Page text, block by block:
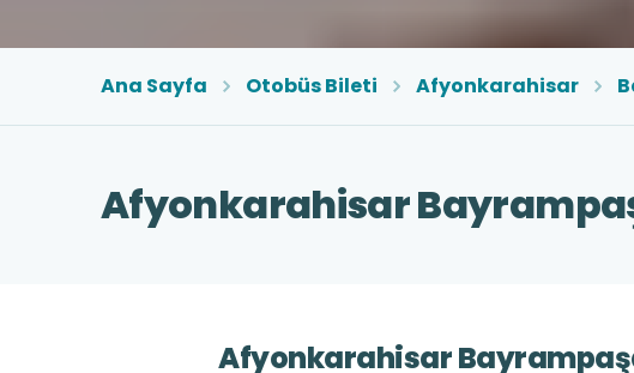
Ana Sayfa Otobüs Bileti Afyonkarahisar
Afyonkarahisar
Afyonkarahisar